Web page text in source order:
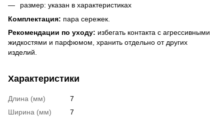
размер: указан в характеристиках
Комплектация: пара сережек.
Рекомендации по уходу: избегать контакта с агрессивными
жидкостями и парфюмом, хранить отдельно от других
изделий.
Характеристики
Длина (мм)
7
Ширина (мм)
7